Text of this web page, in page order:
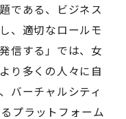
である、ビジネス
、適切なロールモ
信する」では、女
り多くの人々に自
バーチャルシティ
プラットフォーム